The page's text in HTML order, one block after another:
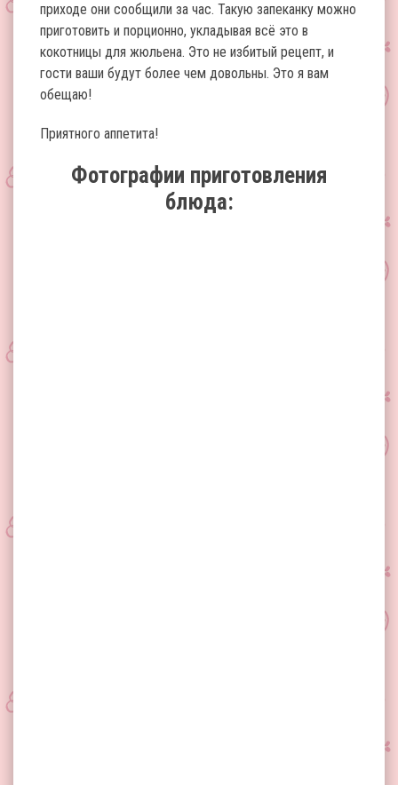
приходе они сообщили за час. Такую запеканку можно
приготовить и порционно, укладывая всё это в
кокотницы для жюльена. Это не избитый рецепт, и
гости ваши будут более чем довольны. Это я вам
обещаю!
Приятного аппетита!
Фотографии приготовления
блюда: